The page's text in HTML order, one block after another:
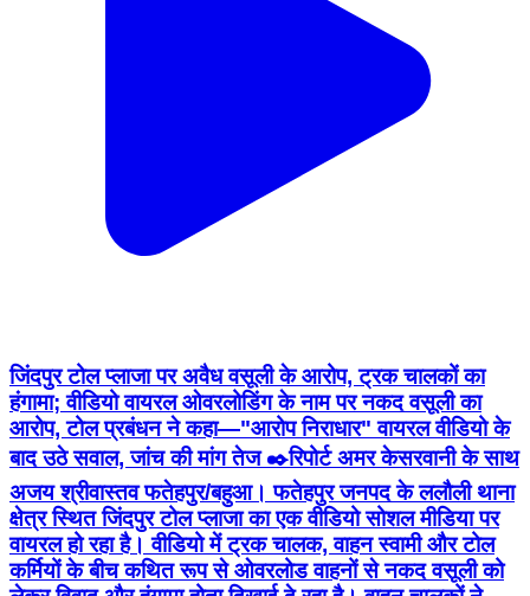
जिंदपुर टोल प्लाजा पर अवैध वसूली के आरोप, ट्रक चालकों का
हंगामा; वीडियो वायरल ओवरलोडिंग के नाम पर नकद वसूली का
आरोप, टोल प्रबंधन ने कहा—"आरोप निराधार" वायरल वीडियो के
बाद उठे सवाल, जांच की मांग तेज ✒️रिपोर्ट अमर केसरवानी के साथ
अजय श्रीवास्तव फतेहपुर/बहुआ। फतेहपुर जनपद के ललौली थाना
क्षेत्र स्थित जिंदपुर टोल प्लाजा का एक वीडियो सोशल मीडिया पर
वायरल हो रहा है। वीडियो में ट्रक चालक, वाहन स्वामी और टोल
कर्मियों के बीच कथित रूप से ओवरलोड वाहनों से नकद वसूली को